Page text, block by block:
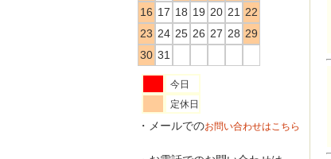
16 17 18 19 20 21
22
23 24 25 26 27 28 29
30 31
今日
定休日
・メールでのお問い合わせはこちら